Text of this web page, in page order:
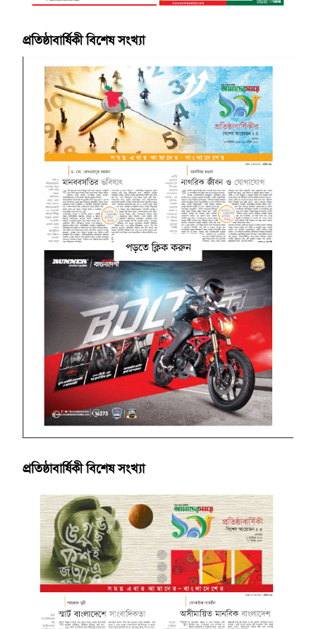
প্রতিষ্ঠাবার্ষিকী বিশেষ সংখ্যা
পড়তে ক্লিক করুন
প্রতিষ্ঠাবার্ষিকী বিশেষ সংখ্যা